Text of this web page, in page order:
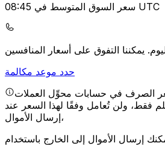
سعر السوق المتوسط في 08:45 UTC
حدد موعد مكالمة
الصرف في حسابات محوِّل العملات
فقط، ولن تُعامل وفقًا لهذا السعر عند
إرسال الأموال،